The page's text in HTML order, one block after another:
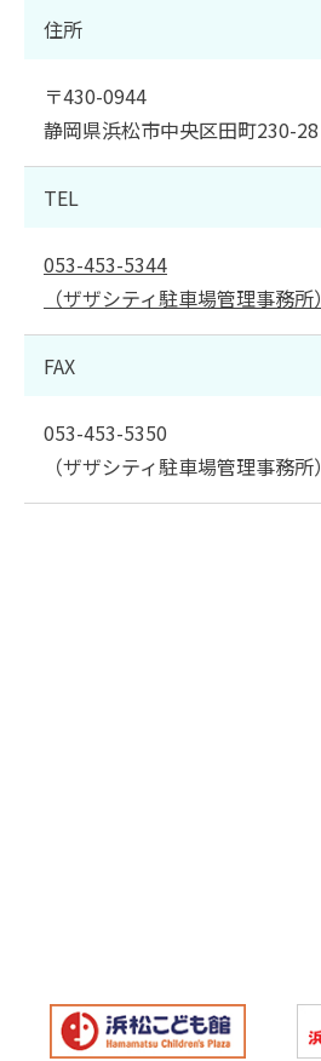
住所
〒430-0944
静岡県浜松市中央区田町230-28
TEL
053-453-5344
（ザザシティ駐車場管理事務所）
FAX
053-453-5350
（ザザシティ駐車場管理事務所）